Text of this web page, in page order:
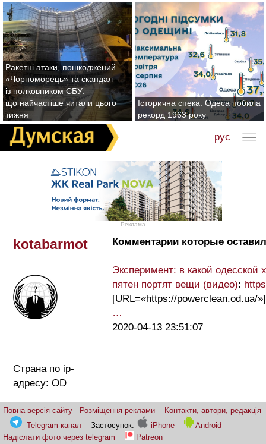
Ракетні атаки, пошкоджений
«Чорноморець» та скандал
із полковником СБУ:
що найчастіше читали цього
тижня
Історична спека: Одеса побила
рекорд 1963 року
рус
Реклама
kotabarmot
Страна по ip-
адресу: OD
Комментарии которые
Эксперимент: в какой
пятен портят вещи (видео):
[URL=«https://powerclean.od.ua/»]
…
2020-04-13 23:51:07
Повна версія сайту Розміщення реклами
Контакти, автори, редакція
Telegram-канал
Застосунок: iPhone
Android
Надіслати фото через telegram
Patreon